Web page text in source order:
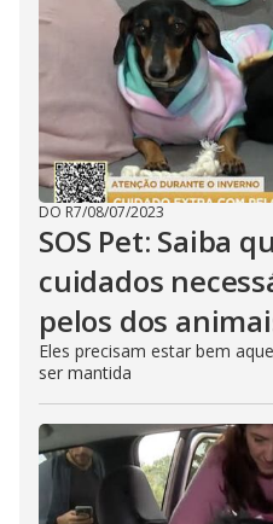
DO R7/08/07/2023
SOS Pet: Saiba
cuidados
pelos dos
Eles precisam estar bem
ser mantida